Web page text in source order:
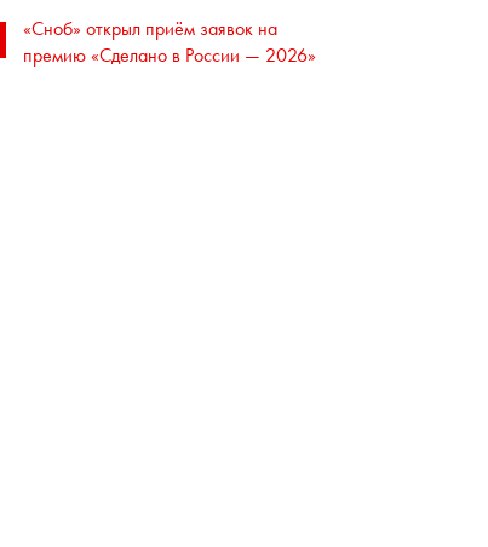
«Сноб» открыл приём заявок на
премию «Сделано в России — 2026»